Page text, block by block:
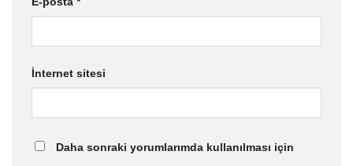
İnternet sitesi
Daha sonraki yorumlarımda kullanılması için